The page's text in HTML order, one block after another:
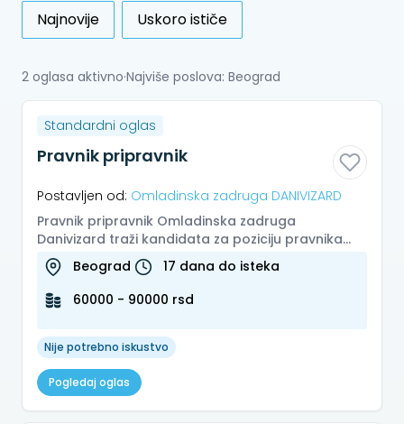
Najnovije Uskoro ističe
2 oglasa aktivno·Najviše poslova: Beograd
Standardni oglas
Pravnik pripravnik
Postavljen od: Omladinska zadruga DANIVIZARD
Pravnik pripravnik Omladinska zadruga
Danivizard traži kandidata za poziciju pravnika
pripravnika. Pozicija je namenjena...
Beograd
17 dana do isteka
60000 - 90000 rsd
Nije potrebno iskustvo
Pogledaj oglas